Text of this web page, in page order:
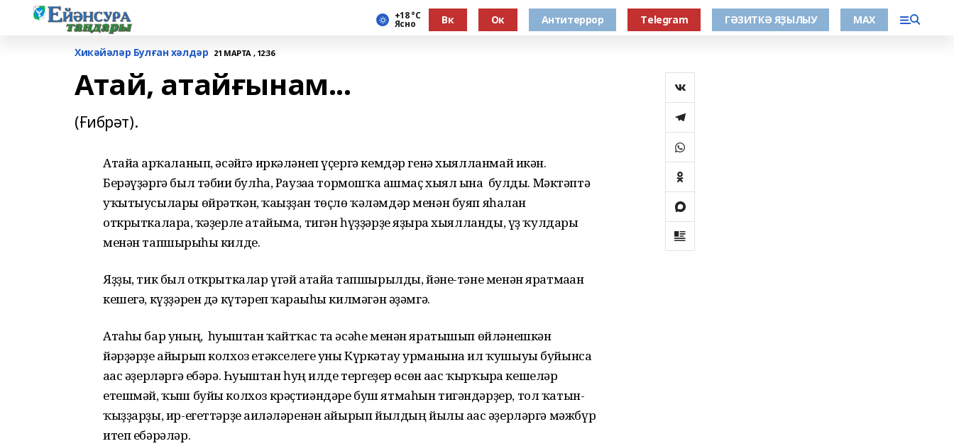
+18 °С
Ясно Вк Ок Антитеррор Тelegram ГӘЗИТКӘ ЯҘЫЛЫУ МАХ
Хикәйәләр Булған хәлдәр 21 МАРТА , 12:36
Атай, атайғынам...
(Ғибрәт).
Атайға арҡаланып, әсәйгә иркәләнеп үҫергә кемдәр генә хыялланмай икән.
Берәүҙәргә был тәбиғи булһа, Раузаға тормошҡа ашмаҫ хыял ғына булды. Мәктәптә
уҡытыусылары өйрәткән, ҡағыҙҙан төҫлө ҡәләмдәр менән буяп яһалған
открыткаларға, ҡәҙерле атайыма, тигән һүҙҙәрҙе яҙырға хыялланды, үҙ ҡулдары
менән тапшырғыһы килде.
Яҙҙы, тик был открыткалар үгәй атайға тапшырылды, йәне-тәне менән яратмаған
кешегә, күҙҙәрен дә күтәреп ҡарағыһы килмәгән әҙәмгә.
Атаһы бар уның, һуғыштан ҡайтҡас та әсәһе менән яратышып өйләнешкән
йәрҙәрҙе айырып колхоз етәкселеге уны Күркәтау урманына ил ҡушыуы буйынса
ағас әҙерләргә ебәрә. Һуғыштан һуң илде тергеҙер өсөн ағас ҡырҡырға кешеләр
етешмәй, ҡыш буйы колхоз крәҫтиәндәре буш ятмаһын тигәндәрҙер, тол ҡатын-
ҡыҙҙарҙы, ир-егеттәрҙе ғаиләләренән айырып йылдың йылы ағас әҙерләргә мәжбүр
итеп ебәрәләр.